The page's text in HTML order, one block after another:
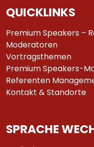
QUICKLINKS
Premium Speakers –
Moderatoren
Vortragsthemen
Premium Speakers-
Referenten
Kontakt & Standorte
SPRACHE